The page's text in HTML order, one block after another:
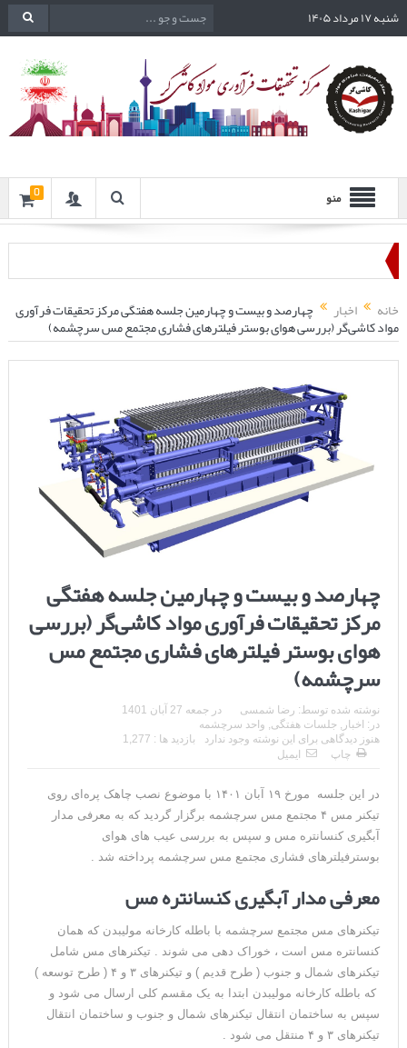
شنبه ۱۷ مرداد ۱۴۰۵
منو 0
خانه اخبار چهارصد و بیست و چهارمین جلسه هفتگی مرکز تحقیقات فرآوری
مواد کاشی‌گر (بررسی هوای بوستر فیلترهای فشاری مجتمع مس سرچشمه)
چهارصد و بیست و چهارمین جلسه هفتگی
مرکز تحقیقات فرآوری مواد کاشی‌گر (بررسی
هوای بوستر فیلترهای فشاری مجتمع مس
سرچشمه)
نوشته شده توسط: رضا شمسی در جمعه 27 آبان 1401
در: اخبار جلسات هفتگی واحد سرچشمه
هنوز دیدگاهی برای این نوشته وجود ندارد
بازدید ها : 1,277
چاپ
ایمیل
در این جلسه مورخ ۱۹ آبان ۱۴۰۱ با موضوع نصب چاهک پره‌ای روی
تیکنر مس ۴ مجتمع مس سرچشمه برگزار گردید که به معرفی مدار
آبگیری کنسانتره مس و سپس به بررسی عیب های هوای
بوسترفیلترهای فشاری مجتمع مس سرچشمه پرداخته شد .
معرفی مدار آبگیری کنسانتره مس
تیکنرهای مس مجتمع سرچشمه با باطله کارخانه مولیبدن که همان
کنسانتره مس است ، خوراک دهی می شوند . تیکنرهای مس شامل
تیکنرهای شمال و جنوب ( طرح قدیم ) و تیکنرهای ۳ و ۴ ( طرح توسعه )
که باطله کارخانه مولیبدن ابتدا به یک مقسم کلی ارسال می شود و
سپس به ساختمان انتقال تیکنرهای شمال و جنوب و ساختمان انتقال
تیکنرهای ۳ و ۴ منتقل می شود .